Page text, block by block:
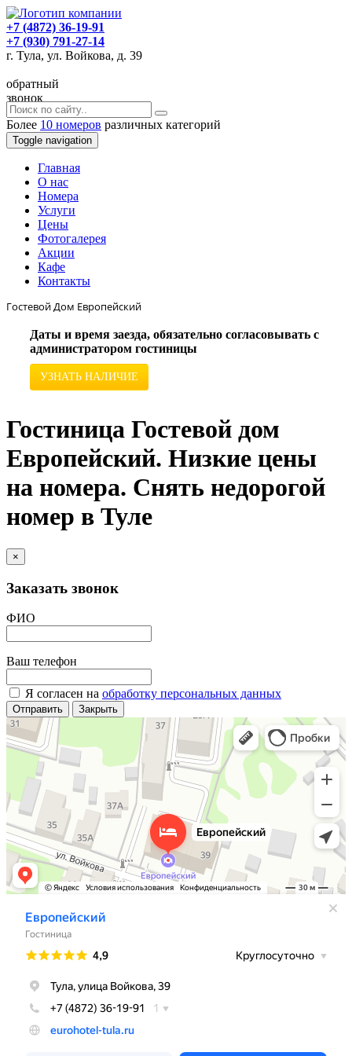
+7 (4872) 36-19-91
+7 (930) 791-27-14
г. Тула, ул. Войкова, д. 39
обратный
звонок
Более 10 номеров различных категорий
Toggle navigation
Главная
O нас
Номера
Услуги
Цены
Фотогалерея
Акции
Кафе
Контакты
Гостевой Дом Европейский
Даты и время заезда, обязательно согласовывать с
администратором гостиницы
УЗНАТЬ НАЛИЧИЕ
Гостиница Гостевой дом
Европейский. Низкие цены
на номера. Снять недорогой
номер в Туле
×
Заказать звонок
ФИО
Ваш телефон
Я согласен на обработку персональных данных
Отправить Закрыть